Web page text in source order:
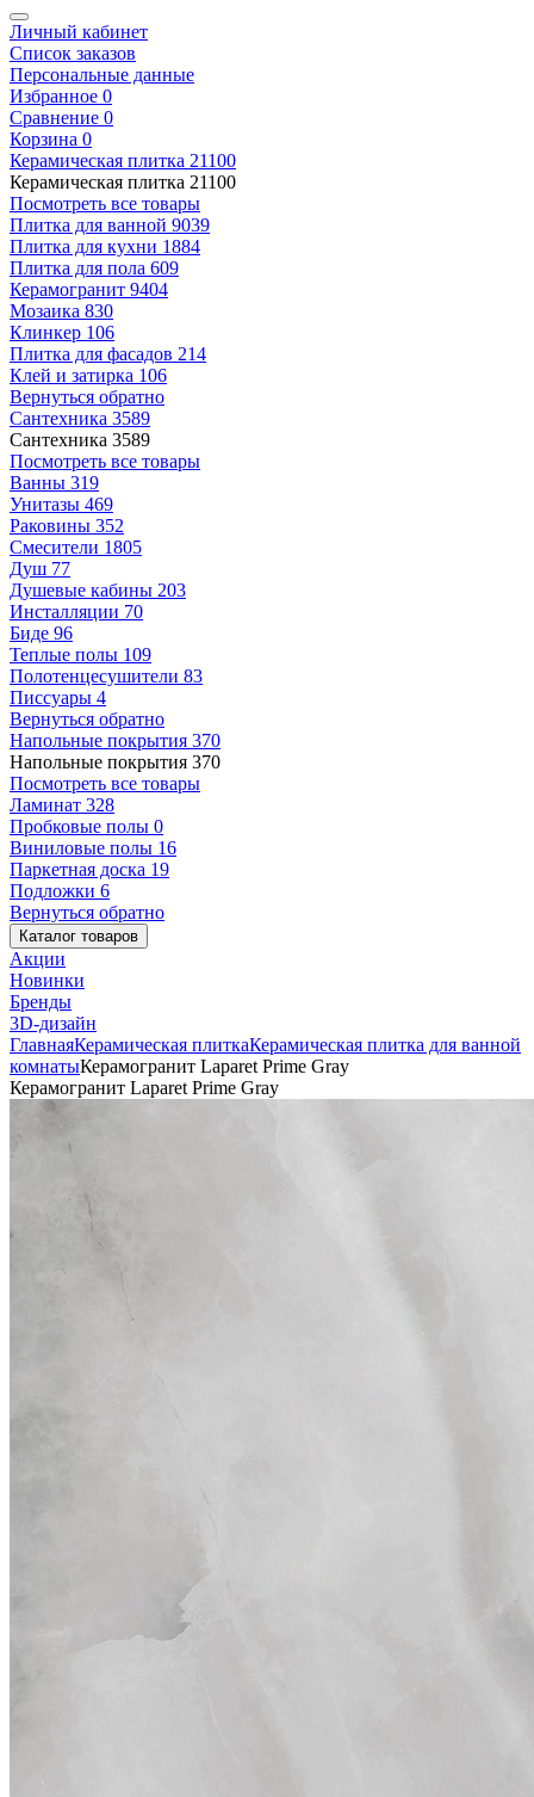
Личный кабинет
Список заказов
Персональные данные
Избранное 0
Сравнение 0
Корзина 0
Керамическая плитка 21100
Керамическая плитка 21100
Посмотреть все товары
Плитка для ванной 9039
Плитка для кухни 1884
Плитка для пола 609
Керамогранит 9404
Мозаика 830
Клинкер 106
Плитка для фасадов 214
Клей и затирка 106
Вернуться обратно
Сантехника 3589
Сантехника 3589
Посмотреть все товары
Ванны 319
Унитазы 469
Раковины 352
Смесители 1805
Душ 77
Душевые кабины 203
Инсталляции 70
Биде 96
Теплые полы 109
Полотенцесушители 83
Писсуары 4
Вернуться обратно
Напольные покрытия 370
Напольные покрытия 370
Посмотреть все товары
Ламинат 328
Пробковые полы 0
Виниловые полы 16
Паркетная доска 19
Подложки 6
Вернуться обратно
Каталог товаров
Акции
Новинки
Бренды
3D-дизайн
ГлавнаяКерамическая плиткаКерамическая плитка для ванной
комнатыКерамогранит Laparet Prime Gray
Керамогранит Laparet Prime Gray